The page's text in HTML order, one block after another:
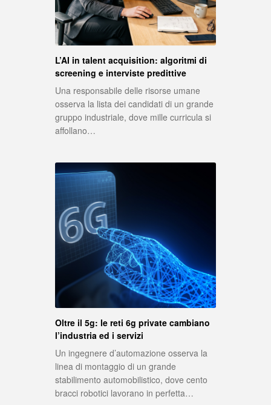
L’AI in talent acquisition: algoritmi di
screening e interviste predittive
Una responsabile delle risorse umane
osserva la lista dei candidati di un grande
gruppo industriale, dove mille curricula si
affollano…
Oltre il 5g: le reti 6g private cambiano
l’industria ed i servizi
Un ingegnere d’automazione osserva la
linea di montaggio di un grande
stabilimento automobilistico, dove cento
bracci robotici lavorano in perfetta…